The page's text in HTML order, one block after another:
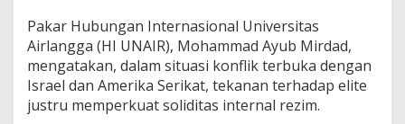
R
i
s
i
k
o
Pakar Hubungan Internasional Universitas
Airlangga (HI UNAIR), Mohammad Ayub Mirdad,
mengatakan, dalam situasi konflik terbuka dengan
Israel dan Amerika Serikat, tekanan terhadap elite
justru memperkuat soliditas internal rezim.